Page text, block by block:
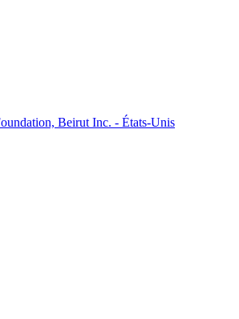
Beirut Inc. - États-Unis